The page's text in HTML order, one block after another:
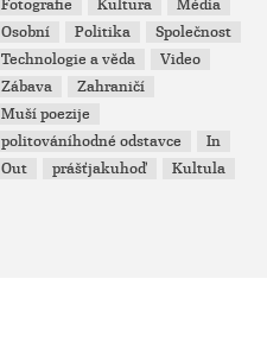
Fotografie
Kultura
Média
Osobní
Politika
Společnost
Technologie a věda
Video
Zábava
Zahraničí
Muší poezije
politováníhodné odstavce
In
Out
prášťjakuhoď Kultula